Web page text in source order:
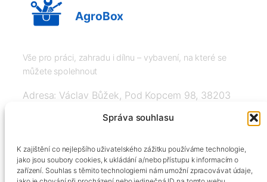
Správa souhlasu
K zajištění co nejlepšího uživatelského zážitku používáme technologie,
jako jsou soubory cookies, k ukládání a/nebo přístupu k informacím o
zařízení. Souhlas s těmito technologiemi nám umožní zpracovávat údaje,
AgroBox
Vše pro práci, zahradu i dílnu – vybavení, na které se
můžete spolehnout
Adresa: Václav Bůžek, Pod Kopcem 98, 38203
+420606334248, info@agrobox.cz